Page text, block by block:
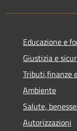
Educazione e
Giustizia e
Tributi,finanze
Ambiente
Salute,
Autorizzazioni